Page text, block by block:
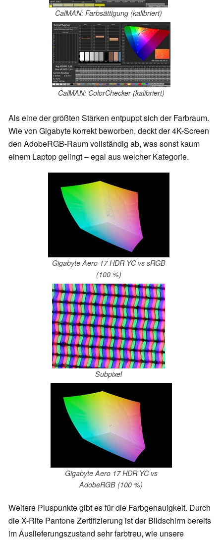
CalMAN: Farbsättigung (kalibriert)
CalMAN: ColorChecker (kalibriert)
Als eine der größten Stärken entpuppt sich der Farbraum.
Wie von Gigabyte korrekt beworben, deckt der 4K-Screen
den AdobeRGB-Raum vollständig ab, was sonst kaum
einem Laptop gelingt – egal aus welcher Kategorie.
Gigabyte Aero 17 HDR YC vs sRGB
(100 %)
Subpixel
Gigabyte Aero 17 HDR YC vs
AdobeRGB (100 %)
Weitere Pluspunkte gibt es für die Farbgenauigkeit. Durch
die X-Rite Pantone Zertifizierung ist der Bildschirm bereits
im Auslieferungszustand sehr farbtreu, wie unsere